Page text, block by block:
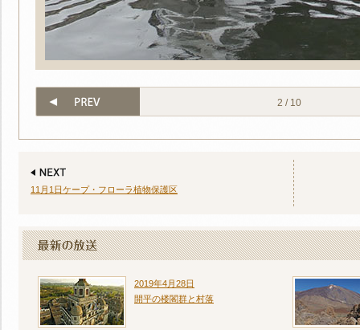
2 / 10
11月1日ケープ・フローラ植物保護区
2019年4月28日
開平の楼閣群と村落